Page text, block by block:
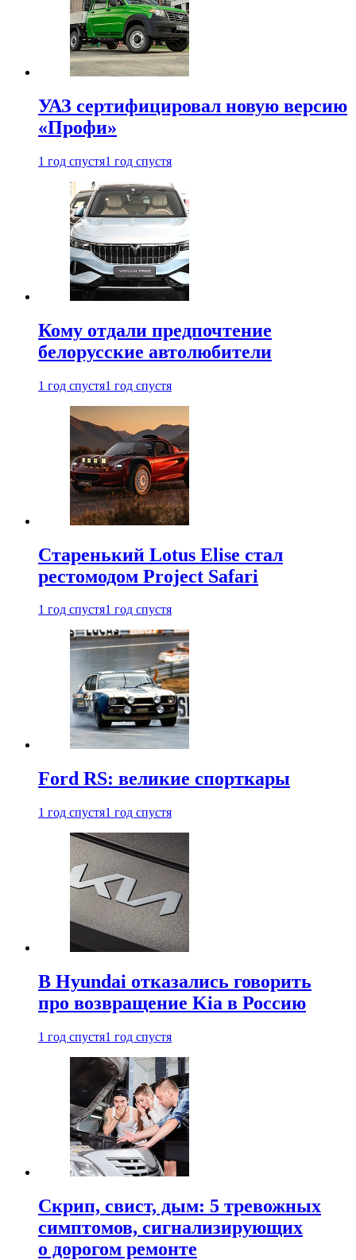
УАЗ сертифицировал новую версию
«Профи»
1 год спустя1 год спустя
Кому отдали предпочтение
белорусские автолюбители
1 год спустя1 год спустя
Старенький Lotus Elise стал
рестомодом Project Safari
1 год спустя1 год спустя
Ford RS: великие спорткары
1 год спустя1 год спустя
В Hyundai отказались говорить
про возвращение Kia в Россию
1 год спустя1 год спустя
Скрип, свист, дым: 5 тревожных
симптомов, сигнализирующих
о дорогом ремонте